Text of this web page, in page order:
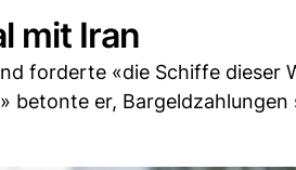
mit Iran
forderte «die Schiffe dieser
betonte er,